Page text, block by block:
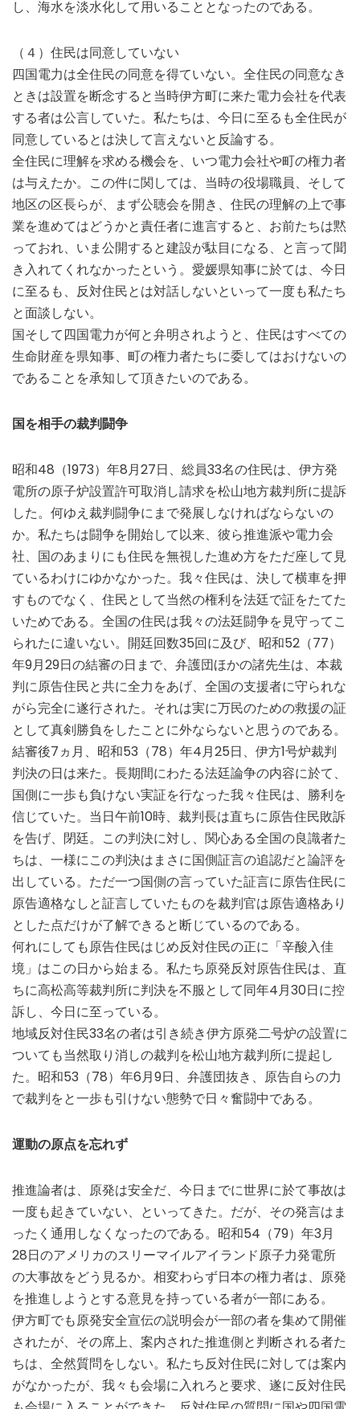
し、海水を淡水化して用いることとなったのである。
（４）住民は同意していない
四国電力は全住民の同意を得ていない。全住民の同意なき
ときは設置を断念すると当時伊方町に来た電力会社を代表
する者は公言していた。私たちは、今日に至るも全住民が
同意しているとは決して言えないと反論する。
全住民に理解を求める機会を、いつ電力会社や町の権力者
は与えたか。この件に関しては、当時の役場職員、そして
地区の区長らが、まず公聴会を開き、住民の理解の上で事
業を進めてはどうかと責任者に進言すると、お前たちは黙
っておれ、いま公開すると建設が駄目になる、と言って聞
き入れてくれなかったという。愛媛県知事に於ては、今日
に至るも、反対住民とは対話しないといって一度も私たち
と面談しない。
国そして四国電力が何と弁明されようと、住民はすべての
生命財産を県知事、町の権力者たちに委してはおけないの
であることを承知して頂きたいのである。
国を相手の裁判闘争
昭和48（1973）年8月27日、総員33名の住民は、伊方発
電所の原子炉設置許可取消し請求を松山地方裁判所に提訴
した。何ゆえ裁判闘争にまで発展しなければならないの
か。私たちは闘争を開始して以来、彼ら推進派や電力会
社、国のあまりにも住民を無視した進め方をただ座して見
ているわけにゆかなかった。我々住民は、決して横車を押
すものでなく、住民として当然の権利を法廷で証をたてた
いためである。全国の住民は我々の法廷闘争を見守ってこ
られたに違いない。開廷回数35回に及び、昭和52（77）
年9月29日の結審の日まで、弁護団ほかの諸先生は、本裁
判に原告住民と共に全力をあげ、全国の支援者に守られな
がら完全に遂行された。それは実に万民のための救援の証
として真剣勝負をしたことに外ならないと思うのである。
結審後7ヵ月、昭和53（78）年4月25日、伊方1号炉裁判
判決の日は来た。長期間にわたる法廷論争の内容に於て、
国側に一歩も負けない実証を行なった我々住民は、勝利を
信じていた。当日午前10時、裁判長は直ちに原告住民敗訴
を告げ、閉廷。この判決に対し、関心ある全国の良識者た
ちは、一様にこの判決はまさに国側証言の追認だと論評を
出している。ただ一つ国側の言っていた証言に原告住民に
原告適格なしと証言していたものを裁判官は原告適格あり
とした点だけが了解できると断じているのである。
何れにしても原告住民はじめ反対住民の正に「辛酸入佳
境」はこの日から始まる。私たち原発反対原告住民は、直
ちに高松高等裁判所に判決を不服として同年4月30日に控
訴し、今日に至っている。
地域反対住民33名の者は引き続き伊方原発二号炉の設置に
ついても当然取り消しの裁判を松山地方裁判所に提起し
た。昭和53（78）年6月9日、弁護団抜き、原告自らの力
で裁判をと一歩も引けない態勢で日々奮闘中である。
運動の原点を忘れず
推進論者は、原発は安全だ、今日までに世界に於て事故は
一度も起きていない、といってきた。だが、その発言はま
ったく通用しなくなったのである。昭和54（79）年3月
28日のアメリカのスリーマイルアイランド原子力発電所
の大事故をどう見るか。相変わらず日本の権力者は、原発
を推進しようとする意見を持っている者が一部にある。
伊方町でも原発安全宣伝の説明会が一部の者を集めて開催
されたが、その席上、案内された推進側と判断される者た
ちは、全然質問をしない。私たち反対住民に対しては案内
がなかったが、我々も会場に入れろと要求、遂に反対住民